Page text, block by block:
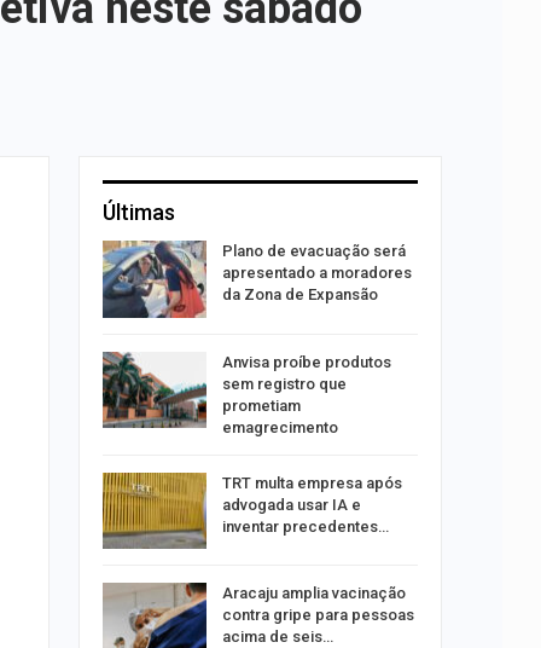
Últimas
Plano de evacuação será
apresentado a moradores
da Zona de Expansão
Anvisa proíbe produtos
sem registro que
prometiam
emagrecimento
TRT multa empresa após
advogada usar IA e
inventar precedentes…
Aracaju amplia vacinação
contra gripe para pessoas
acima de seis…